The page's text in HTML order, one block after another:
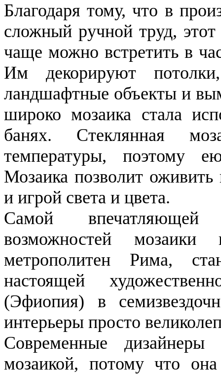
Благодаря тому, что в
сложный ручной труд,
чаще можно встретить в
Им декорируют
ландшафтные объекты и
широко мозаика стала
банях. Стеклянная
температуры, поэтому
Мозаика позволит
и игрой света и цвета.
Самой впечатляющей
возможностей
метрополитен Рима,
настоящей
(Эфиопия) в
интерьеры просто
Современные дизайнеры
мозаикой, потому что